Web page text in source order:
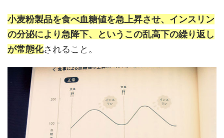
小麦粉製品を食べ血糖値を急上昇させ、インスリン
の分泌により急降下、というこの乱高下の繰り返し
が常態化されること。